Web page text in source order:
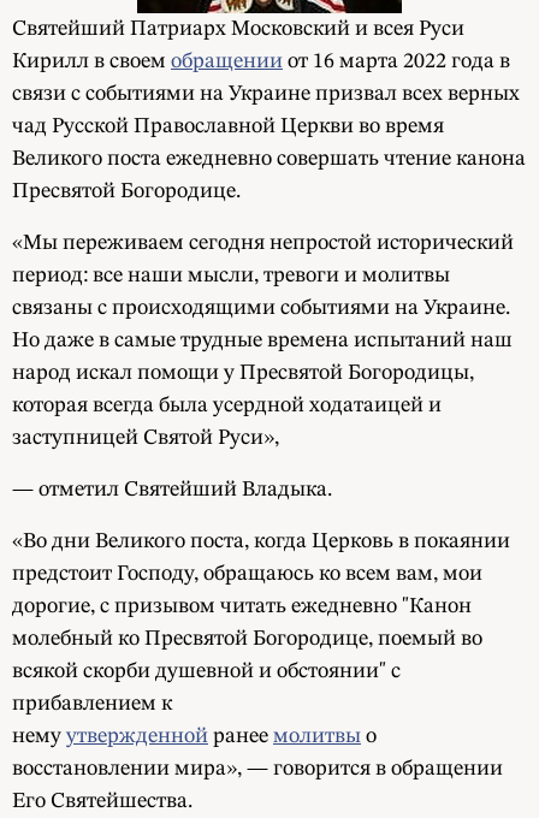
Святейший Патриарх Московский и всея Руси
Кирилл в своем обращении от 16 марта 2022 года в
связи с событиями на Украине призвал всех верных
чад Русской Православной Церкви во время
Великого поста ежедневно совершать чтение канона
Пресвятой Богородице.
«Мы переживаем сегодня непростой исторический
период: все наши мысли, тревоги и молитвы
связаны с происходящими событиями на Украине.
Но даже в самые трудные времена испытаний наш
народ искал помощи у Пресвятой Богородицы,
которая всегда была усердной ходатаицей и
заступницей Святой Руси»,
— отметил Святейший Владыка.
«Во дни Великого поста, когда Церковь в покаянии
предстоит Господу, обращаюсь ко всем вам, мои
дорогие, с призывом читать ежедневно "Канон
молебный ко Пресвятой Богородице, поемый во
всякой скорби душевной и обстоянии" с
прибавлением к
нему утвержденной ранее молитвы о
восстановлении мира», — говорится в обращении
Его Святейшества.